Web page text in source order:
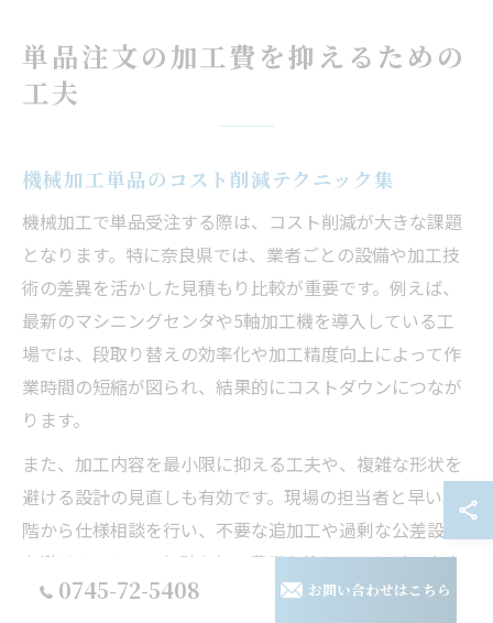
単品注文の加工費を抑えるための
工夫
機械加工単品のコスト削減テクニック集
機械加工で単品受注する際は、コスト削減が大きな課題
となります。特に奈良県では、業者ごとの設備や加工技
術の差異を活かした見積もり比較が重要です。例えば、
最新のマシニングセンタや5軸加工機を導入している工
場では、段取り替えの効率化や加工精度向上によって作
業時間の短縮が図られ、結果的にコストダウンにつなが
ります。
また、加工内容を最小限に抑える工夫や、複雑な形状を
避ける設計の見直しも有効です。現場の担当者と早い段
階から仕様相談を行い、不要な追加工や過剰な公差設定
を避けることで、無駄な加工費用を抑えることができま
す。こうしたテクニックは、初めて単品受注を検討する
0745-72-5408 お問い合わせはこちら